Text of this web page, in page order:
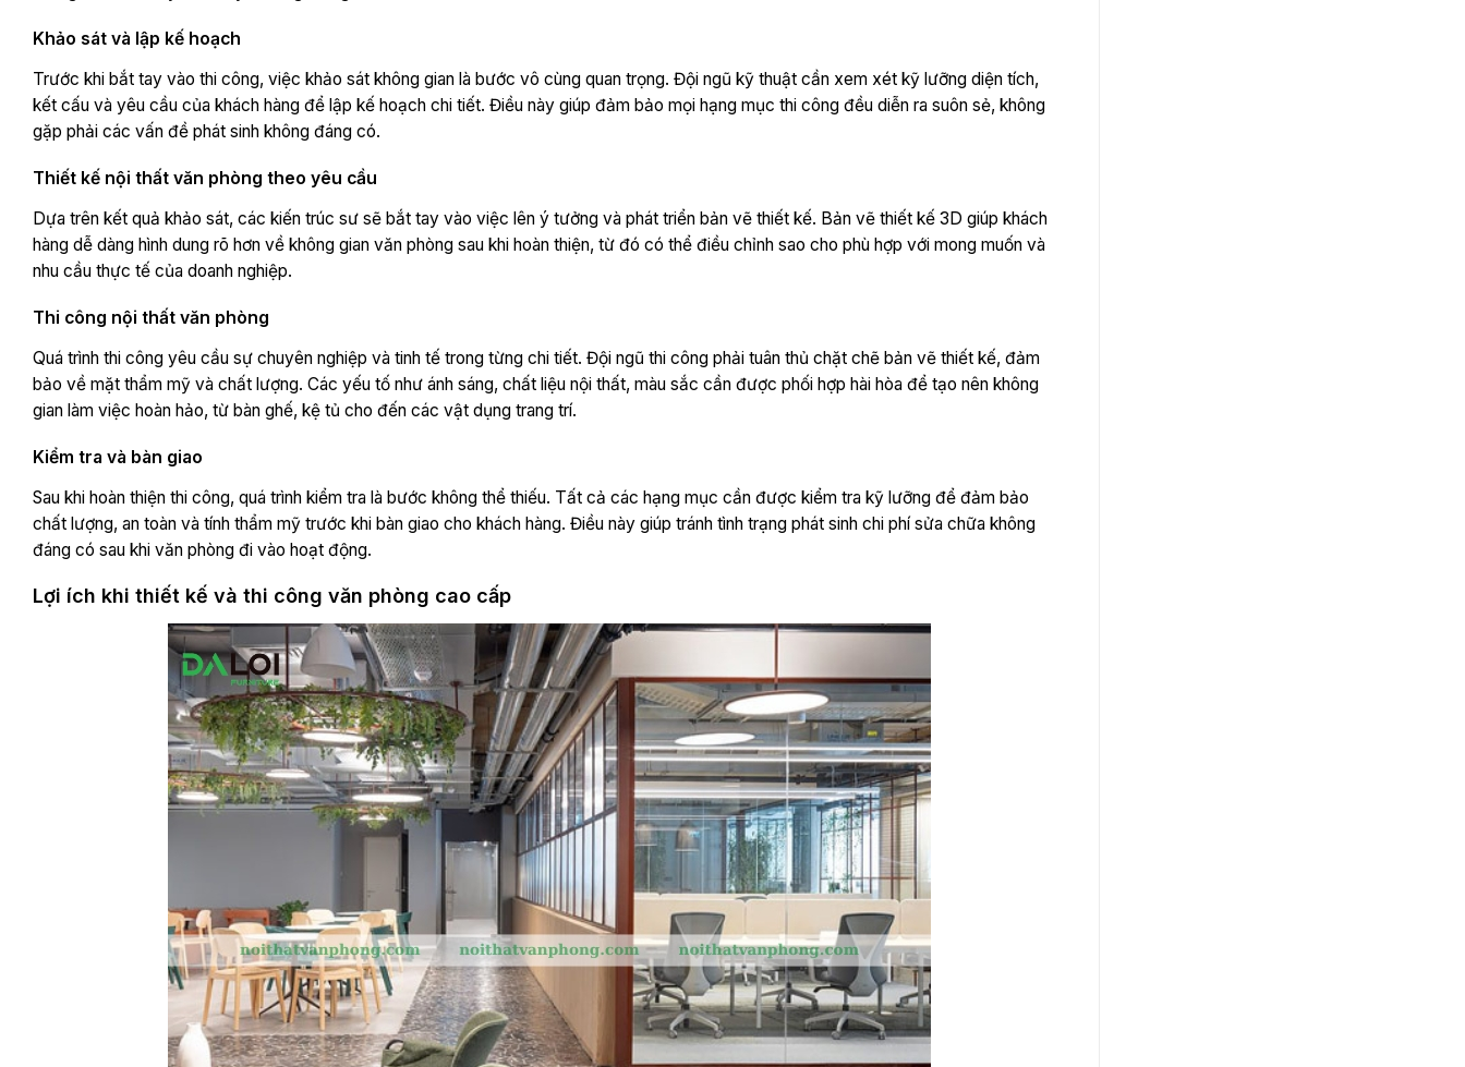
Khảo sát và lập kế hoạch
Trước khi bắt tay vào thi công, việc khảo sát không gian là bước vô cùng quan trọng. Đội ngũ kỹ thuật cần xem xét kỹ lưỡng diện tích,
kết cấu và yêu cầu của khách hàng để lập kế hoạch chi tiết. Điều này giúp đảm bảo mọi hạng mục thi công đều diễn ra suôn sẻ, không
gặp phải các vấn đề phát sinh không đáng có.
Thiết kế nội thất văn phòng theo yêu cầu
Dựa trên kết quả khảo sát, các kiến trúc sư sẽ bắt tay vào việc lên ý tưởng và phát triển bản vẽ thiết kế. Bản vẽ thiết kế 3D giúp khách
hàng dễ dàng hình dung rõ hơn về không gian văn phòng sau khi hoàn thiện, từ đó có thể điều chỉnh sao cho phù hợp với mong muốn và
nhu cầu thực tế của doanh nghiệp.
Thi công nội thất văn phòng
Quá trình thi công yêu cầu sự chuyên nghiệp và tinh tế trong từng chi tiết. Đội ngũ thi công phải tuân thủ chặt chẽ bản vẽ thiết kế, đảm
bảo về mặt thẩm mỹ và chất lượng. Các yếu tố như ánh sáng, chất liệu nội thất, màu sắc cần được phối hợp hài hòa để tạo nên không
gian làm việc hoàn hảo, từ bàn ghế, kệ tủ cho đến các vật dụng trang trí.
Kiểm tra và bàn giao
Sau khi hoàn thiện thi công, quá trình kiểm tra là bước không thể thiếu. Tất cả các hạng mục cần được kiểm tra kỹ lưỡng để đảm bảo
chất lượng, an toàn và tính thẩm mỹ trước khi bàn giao cho khách hàng. Điều này giúp tránh tình trạng phát sinh chi phí sửa chữa không
đáng có sau khi văn phòng đi vào hoạt động.
Lợi ích khi thiết kế và thi công văn phòng cao cấp